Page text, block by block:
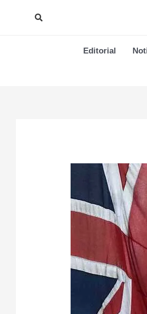
Buscar
Editorial